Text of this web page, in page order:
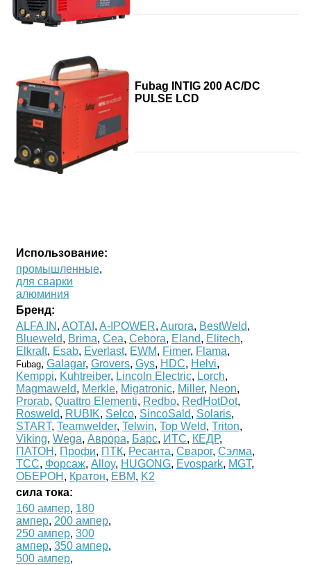
Fubag INTIG 200 AC/DC
PULSE LCD
Использование:
промышленные,
для сварки
алюминия
Бренд:
ALFA IN , AOTAI , A-IPOWER, Aurora, BestWeld,
Blueweld, Brima, Cea, Cebora, Eland, Elitech,
Elkraft, Esab, Everlast, EWM, Fimer, Flama,
Fubag, Galagar, Grovers, Gys, HDC, Helvi,
Kemppi, Kuhtreiber, Lincoln Electric, Lorch,
Magmaweld, Merkle, Migatronic, Miller, Neon,
Prorab, Quattro Elementi, Redbo, RedHotDot,
Rosweld, RUBIK, Selco, SincoSald, Solaris,
START, Teamwelder, Telwin, Top Weld, Triton,
Viking, Wega, Аврора, Барс, ИТС, КЕДР,
ПАТОН , Профи, ПТК, Ресанта, Сварог, Сэлма,
ТСС, Форсаж, Alloy, HUGONG, Evospark, MGT,
ОБЕРОН , Кратон, ЕВМ, K2
сила тока:
160 ампер, 180
ампер, 200 ампер,
250 ампер, 300
ампер, 350 ампер,
500 ампер,